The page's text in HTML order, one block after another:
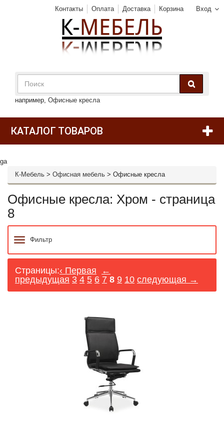
Вход
Контакты Оплата Доставка Корзина
например, Офисные кресла
КАТАЛОГ ТОВАРОВ
ga
К-Мебель > Офисная мебель > Офисные кресла
Офисные кресла: Хром - страница
8
Фильтр
Страницы:‹ Первая
←
предыдущая 3 4 5 6 7 8 9 10 следующая →